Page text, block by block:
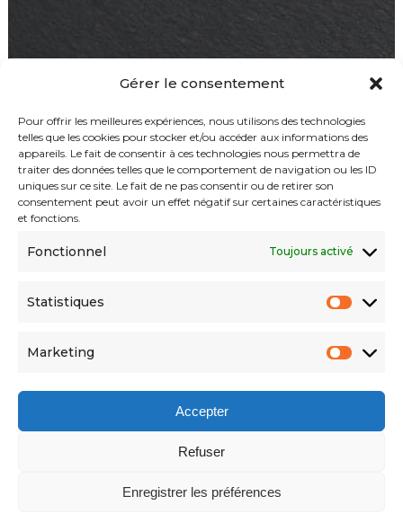
Gérer le consentement
Pour offrir les meilleures expériences, nous utilisons des technologies
telles que les cookies pour stocker et/ou accéder aux informations des
appareils. Le fait de consentir à ces technologies nous permettra de
traiter des données telles que le comportement de navigation ou les ID
uniques sur ce site. Le fait de ne pas consentir ou de retirer son
consentement peut avoir un effet négatif sur certaines caractéristiques
et fonctions.
Fonctionnel Toujours activé
Statistiques
Marketing
Accepter
Refuser
Enregistrer les préférences
Collection Lumina
Collection Moderna
Collection Natura
Contact
Mentions Légales